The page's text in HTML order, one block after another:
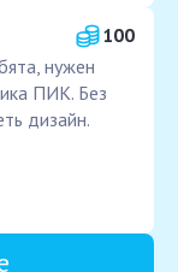
100
нужен
ПИК. Без
дизайн.